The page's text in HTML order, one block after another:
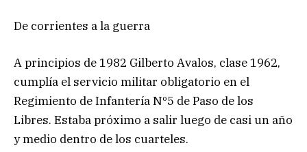
De corrientes a la guerra
A principios de 1982 Gilberto Avalos, clase 1962,
cumplía el servicio militar obligatorio en el
Regimiento de Infantería Nº5 de Paso de los
Libres. Estaba próximo a salir luego de casi un año
y medio dentro de los cuarteles.